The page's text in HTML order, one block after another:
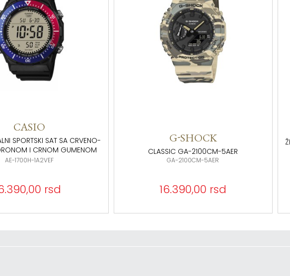
G-SHOCK
GA-2100CM-5AER
GA-2100CM-5AER
rsd
ŽENSKA NARUKVICA AURA SA DVA UKRŠTENA
KRUGA U BOJI SREBRA I ŽUTOG ZLATA
BAU11
4.290,00 rsd